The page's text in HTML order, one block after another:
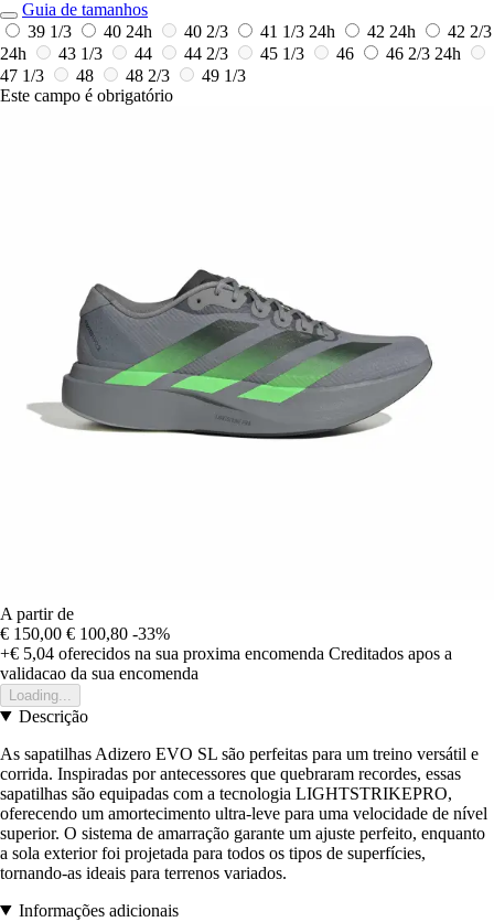
Guia de tamanhos
39 1/3
40 24h 40 2/3 41 1/3 24h 42 24h
42 2/3
24h
43 1/3 44 44 2/3 45 1/3 46 46 2/3 24h
47 1/3
48 48 2/3
49 1/3
Este campo é obrigatório
A partir de
€ 150,00 € 100,80 -33%
+€ 5,04 oferecidos na sua proxima encomenda Creditados apos a
validacao da sua encomenda
Loading...
Descrição
As sapatilhas Adizero EVO SL são perfeitas para um treino versátil e
corrida. Inspiradas por antecessores que quebraram recordes, essas
sapatilhas são equipadas com a tecnologia LIGHTSTRIKEPRO,
oferecendo um amortecimento ultra-leve para uma velocidade de nível
superior. O sistema de amarração garante um ajuste perfeito, enquanto
a sola exterior foi projetada para todos os tipos de superfícies,
tornando-as ideais para terrenos variados.
Informações adicionais